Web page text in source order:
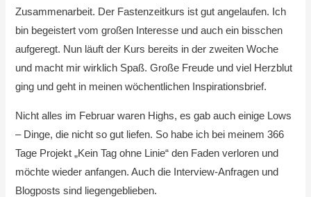
Zusammenarbeit. Der Fastenzeitkurs ist gut angelaufen. Ich
bin begeistert vom großen Interesse und auch ein bisschen
aufgeregt. Nun läuft der Kurs bereits in der zweiten Woche
und macht mir wirklich Spaß. Große Freude und viel Herzblut
ging und geht in meinen wöchentlichen Inspirationsbrief.
Nicht alles im Februar waren Highs, es gab auch einige Lows
– Dinge, die nicht so gut liefen. So habe ich bei meinem 366
Tage Projekt „Kein Tag ohne Linie“ den Faden verloren und
möchte wieder anfangen. Auch die Interview-Anfragen und
Blogposts sind liegengeblieben.